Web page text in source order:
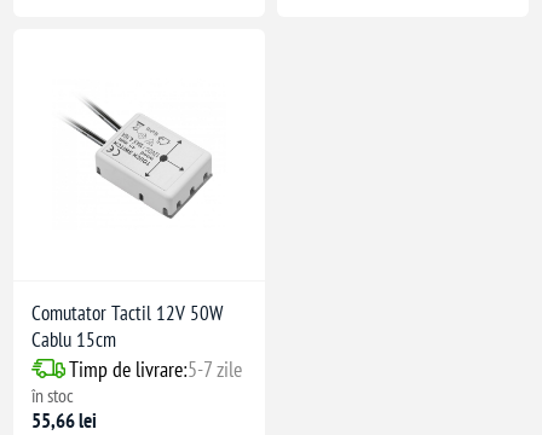
Comutator Tactil 12V 50W
Cablu 15cm
Timp de livrare:5-7 zile
în stoc
55,66 lei